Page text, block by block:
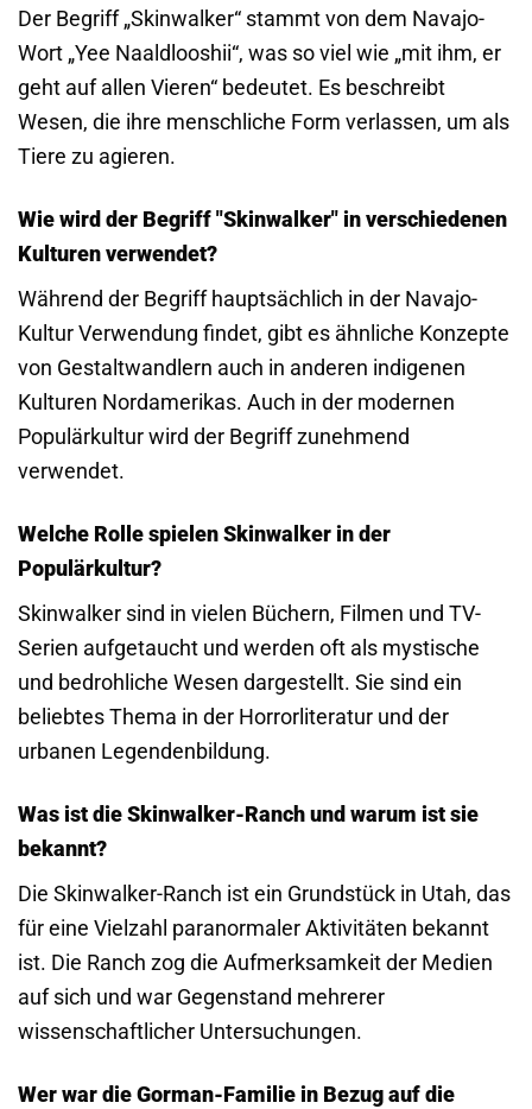
Der Begriff „Skinwalker“ stammt von dem Navajo-
Wort „Yee Naaldlooshii“, was so viel wie „mit ihm, er
geht auf allen Vieren“ bedeutet. Es beschreibt
Wesen, die ihre menschliche Form verlassen, um als
Tiere zu agieren.
Wie wird der Begriff "Skinwalker" in verschiedenen
Kulturen verwendet?
Während der Begriff hauptsächlich in der Navajo-
Kultur Verwendung findet, gibt es ähnliche Konzepte
von Gestaltwandlern auch in anderen indigenen
Kulturen Nordamerikas. Auch in der modernen
Populärkultur wird der Begriff zunehmend
verwendet.
Welche Rolle spielen Skinwalker in der
Populärkultur?
Skinwalker sind in vielen Büchern, Filmen und TV-
Serien aufgetaucht und werden oft als mystische
und bedrohliche Wesen dargestellt. Sie sind ein
beliebtes Thema in der Horrorliteratur und der
urbanen Legendenbildung.
Was ist die Skinwalker-Ranch und warum ist sie
bekannt?
Die Skinwalker-Ranch ist ein Grundstück in Utah, das
für eine Vielzahl paranormaler Aktivitäten bekannt
ist. Die Ranch zog die Aufmerksamkeit der Medien
auf sich und war Gegenstand mehrerer
wissenschaftlicher Untersuchungen.
Wer war die Gorman-Familie in Bezug auf die